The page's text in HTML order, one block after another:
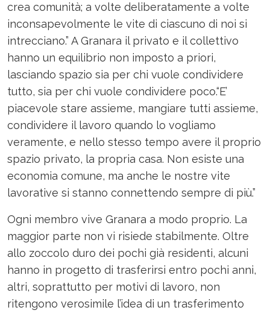
crea comunità; a volte deliberatamente a volte
inconsapevolmente le vite di ciascuno di noi si
intrecciano.” A Granara il privato e il collettivo
hanno un equilibrio non imposto a priori,
lasciando spazio sia per chi vuole condividere
tutto, sia per chi vuole condividere poco.“E’
piacevole stare assieme, mangiare tutti assieme,
condividere il lavoro quando lo vogliamo
veramente, e nello stesso tempo avere il proprio
spazio privato, la propria casa. Non esiste una
economia comune, ma anche le nostre vite
lavorative si stanno connettendo sempre di più.”
Ogni membro vive Granara a modo proprio. La
maggior parte non vi risiede stabilmente. Oltre
allo zoccolo duro dei pochi già residenti, alcuni
hanno in progetto di trasferirsi entro pochi anni,
altri, soprattutto per motivi di lavoro, non
ritengono verosimile l’idea di un trasferimento